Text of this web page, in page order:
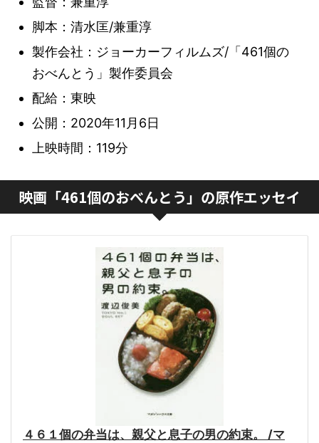
脚本：清水匡/兼重淳
製作会社：ジョーカーフィルムズ/「461個の
おべんとう」製作委員会
配給：東映
公開：2020年11月6日
上映時間：119分
映画「461個のおべんとう」の原作エッセイ
４６１個の弁当は、親父と息子の男の約束。 /マ